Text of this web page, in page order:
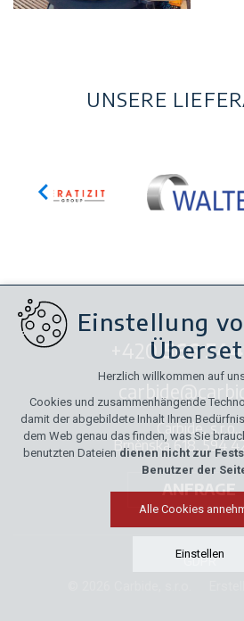
UNSERE
+420566
Carbide, s.r.o.,
Brněnská 618, 594
ANFRAGE
GDPR
Einstellung
Herzlich willkommen auf
Cookies und zusammenhängende
damit der abgebildete Inhalt Ihren
dem Web genau das finden, was Sie
benutzten Dateien dienen nicht zur
Benutzer der
Alle Cookies
Einstellen